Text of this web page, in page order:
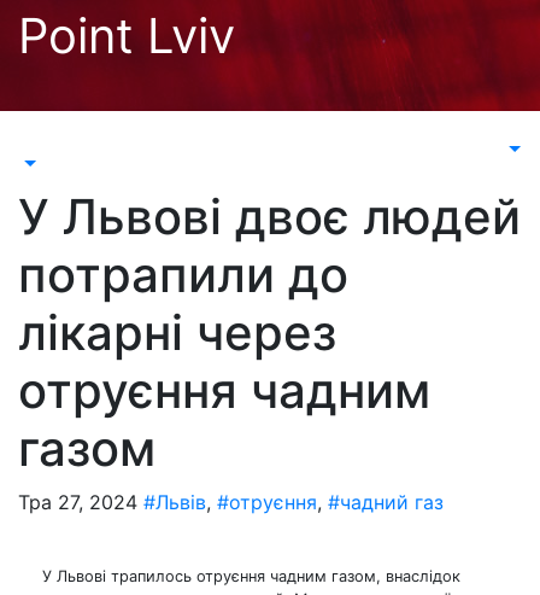
Перейти
Point Lviv
У Львові двоє людей
потрапили до
лікарні через
отруєння чадним
газом
Тра 27, 2024 #Львів, #отруєння, #чадний газ
У Львові трапилось отруєння чадним газом, внаслідок